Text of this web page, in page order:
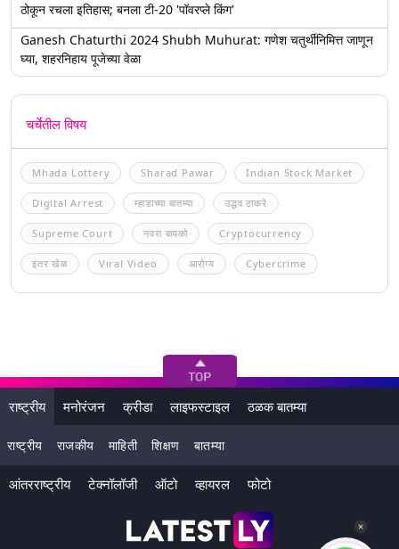
ठोकून रचला इतिहास; बनला टी-20 'पॉवरप्ले किंग'
Ganesh Chaturthi 2024 Shubh Muhurat: गणेश चतुर्थीनिमित्त जाणून
घ्या, शहरनिहाय पूजेच्या वेळा
चर्चेतील विषय
Mhada Lottery Sharad Pawar Indian Stock Market
Digital Arrest म्हाडाच्या बातम्या उद्धव ठाकरे
Supreme Court नवरा बायको Cryptocurrency
इतर खेळ Viral Video आरोग्य Cybercrime
राष्ट्रीय मनोरंजन क्रीडा लाइफस्टाइल ठळक बातम्या
राष्ट्रीय राजकीय माहिती शिक्षण बातम्या
आंतरराष्ट्रीय टेक्नॉलॉजी ऑटो व्हायरल फोटो